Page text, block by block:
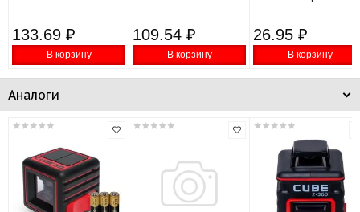
133.69 ₽
В корзину
109.54 ₽
В корзину
26.95 ₽
В корзину
Аналоги